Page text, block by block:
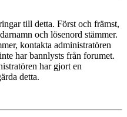
till detta. Först och främst,
och lösenord stämmer.
kontakta administratören
har bannlysts från forumet.
har gjort en
detta.